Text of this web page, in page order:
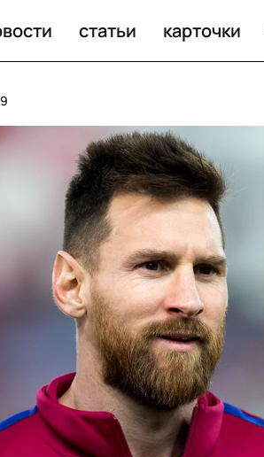
статьи карточки